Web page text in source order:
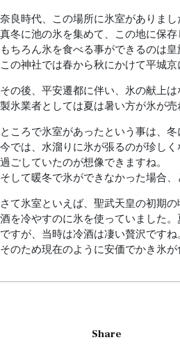
良時代、この場所に氷室がありまし
冬に池の氷を集めて、この地に保存
ちろん氷を食べる事ができるのは
の神社では春から秋にかけて平城京
の後、平安遷都に伴い、氷の献上は
氷業者としては夏は暑い方が氷が売
ころで氷室があったという事は、冬
では、水溜りに氷が張るのが珍し
ごしていたのが想像できますね。
して暖冬で氷ができなかった場合、
て氷室といえば、聖武天皇の初期の
を冷やすのに氷を使っていました
すが、当時は冷酒は凄い贅沢ですね
のため現在のように安価でかき氷が
Share